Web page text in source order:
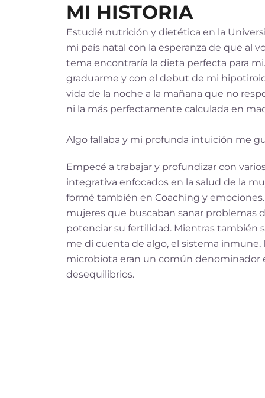
MI HISTORIA
Estudié nutrición y dietética en la
mi país natal con la esperanza de que al
tema encontraría la dieta perfecta para
graduarme y con el debut de mi
vida de la noche a la mañana que no
ni la más perfectamente calculada en
Algo fallaba y mi profunda intuición me
Empecé a trabajar y profundizar con
integrativa enfocados en la salud de la
formé también en Coaching y
mujeres que buscaban sanar problemas
potenciar su fertilidad. Mientras también
me dí cuenta de algo, el sistema inmune,
microbiota eran un común denominador
desequilibrios.